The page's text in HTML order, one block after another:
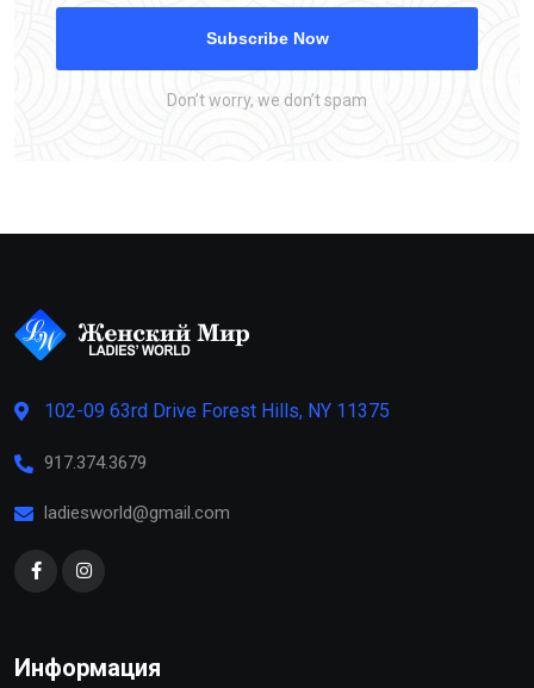
Subscribe Now
Don’t worry, we don’t spam
102-09 63rd Drive Forest Hills, NY 11375
917.374.3679
ladiesworld@gmail.com
Информация